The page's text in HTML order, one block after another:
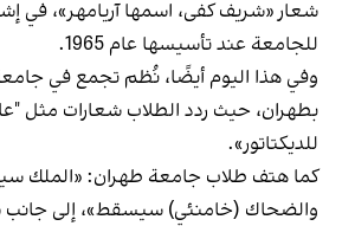
شعار «شريف كفى، اسمها آريامهر»، في
للجامعة عند تأسيسها عام 1965.
وفي هذا اليوم أيضًا، نُظم تجمع في
بطهران، حيث ردد الطلاب شعارات مثل
للديكتاتور».
كما هتف طلاب جامعة طهران: «الملك
والضحاك (خامنئي) سيسقط»، إلى